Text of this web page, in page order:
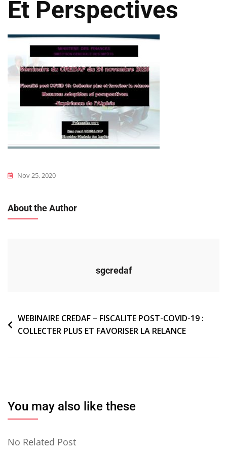
Et Perspectives
Nov 25, 2020
About the Author
sgcredaf
Navigation
de
WEBINAIRE CREDAF – FISCALITE POST-COVID-19 :
COLLECTER PLUS ET FAVORISER LA RELANCE
You may also like these
No Related Post